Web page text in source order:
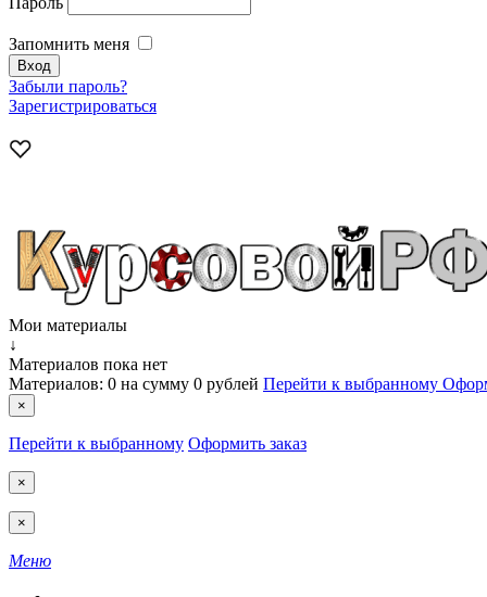
Запомнить меня
Забыли пароль?
Зарегистрироваться
Мои материалы
↓
Материалов пока нет
Материалов: 0 на сумму 0 рублей Перейти к выбранному
×
Перейти к выбранному Оформить заказ
×
×
Меню